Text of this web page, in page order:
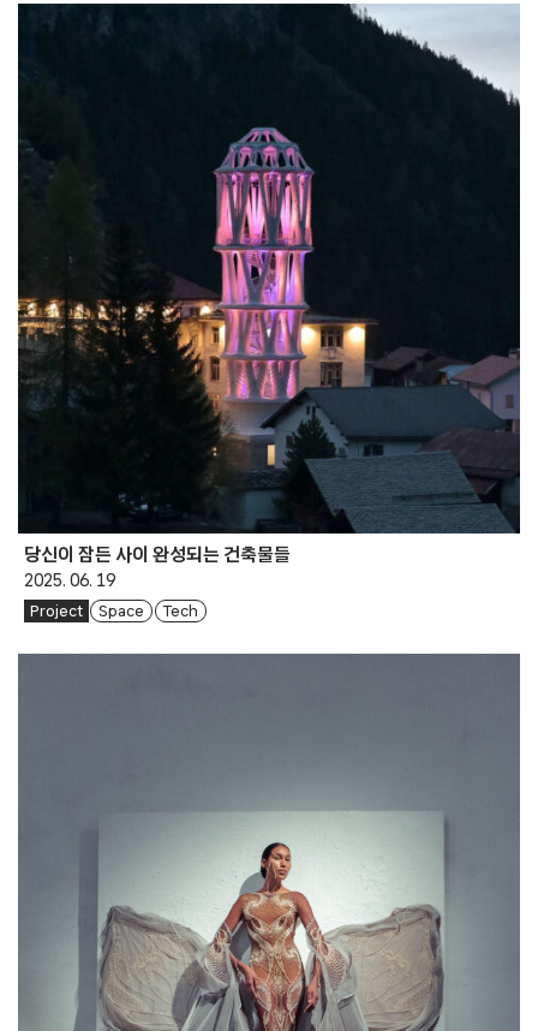
당신이 잠든 사이 완성되는 건축물들
2025. 06. 19
Project Space Tech